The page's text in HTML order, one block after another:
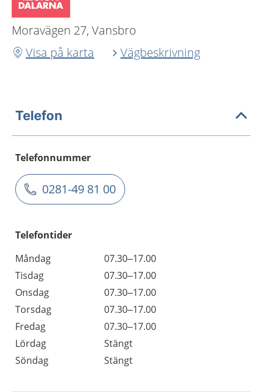
Moravägen 27, Vansbro
Visa på karta
Vägbeskrivning
Telefon
Telefonnummer
0281-49 81 00
Telefontider
Måndag
07.30–17.00
Tisdag
07.30–17.00
Onsdag
07.30–17.00
Torsdag
07.30–17.00
Fredag
07.30–17.00
Lördag
Stängt
Söndag
Stängt